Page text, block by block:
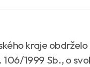
kraje
1999 Sb., o